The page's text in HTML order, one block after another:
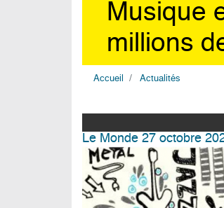
Musique
millions
Accueil Actualités
Le Monde 27 octobre